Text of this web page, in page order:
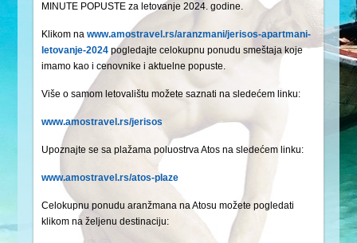
MINUTE POPUSTE za letovanje 2024. godine.
Klikom nawww.amostravel.rs/aranzmani/jerisos-apartmani-
letovanje-2024 pogledajte celokupnu ponudu smeštaja koje
imamo kao i cenovnike i aktuelne popuste.
Više o samom letovalištu možete saznati na sledećem linku:
www.amostravel.rs/jerisos
Upoznajte se sa plažama poluostrva Atos na sledećem linku:
www.amostravel.rs/atos-plaze
Celokupnu ponudu aranžmana na Atosu možete pogledati
klikom na željenu destinaciju: